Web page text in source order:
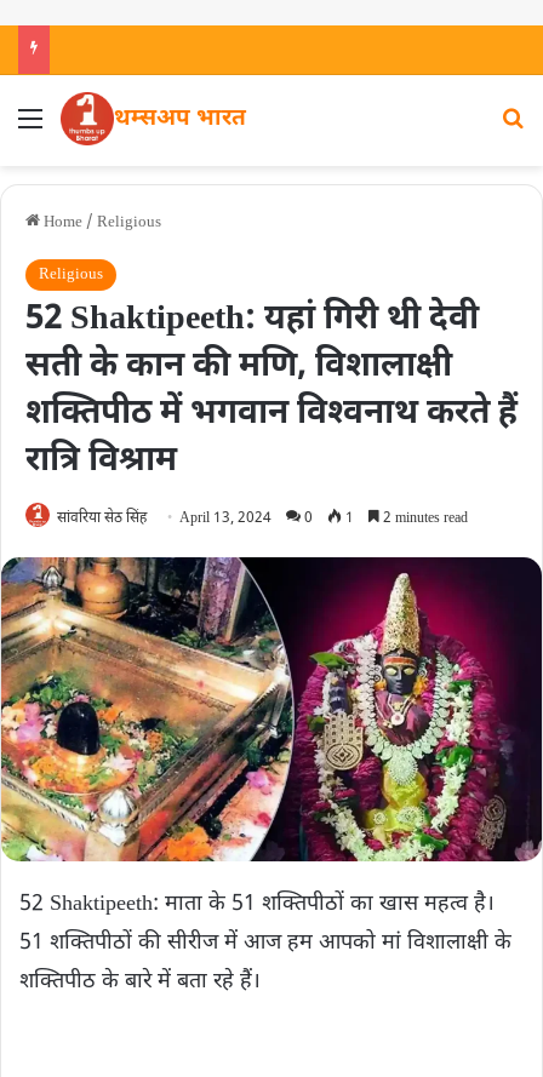
थम्सअप भारत
Home / Religious
Religious
52 Shaktipeeth: यहां गिरी थी देवी
सती के कान की मणि, विशालाक्षी
शक्तिपीठ में भगवान विश्‍वनाथ करते हैं
रात्रि विश्राम
सांवरिया सेठ सिंह April 13, 2024 0 1 2 minutes read
52 Shaktipeeth: माता के 51 शक्तिपीठों का खास महत्व है।
51 शक्तिपीठों की सीरीज में आज हम आपको मां विशालाक्षी के
शक्तिपीठ के बारे में बता रहे हैं।